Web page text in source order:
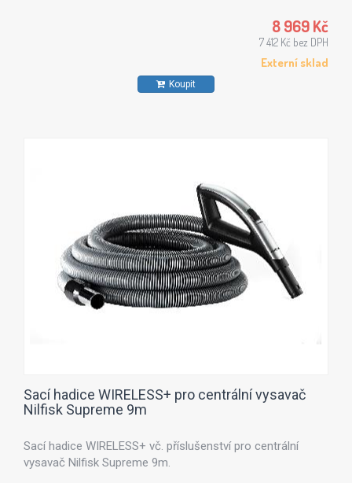
8 969 Kč
7 412 Kč bez DPH
Externí sklad
Koupit
Sací hadice WIRELESS+ pro centrální vysavač
Nilfisk Supreme 9m
Sací hadice WIRELESS+ vč. příslušenství pro centrální
vysavač Nilfisk Supreme 9m.